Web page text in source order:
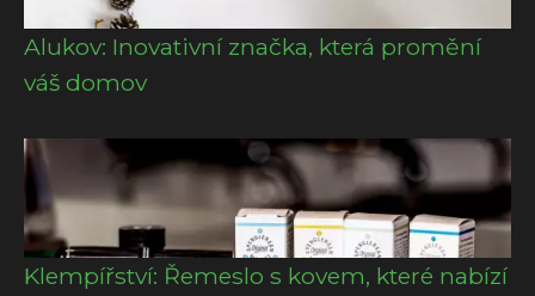
Alukov: Inovativní značka, která promění
váš domov
Klempířství: Řemeslo s kovem, které nabízí